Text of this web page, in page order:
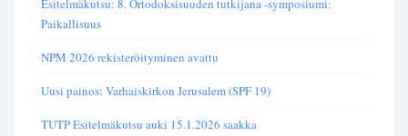
Esitelmäkutsu: 8. Ortodoksisuuden tutkijana -symposiumi:
Paikallisuus
NPM 2026 rekisteröityminen avattu
Uusi painos: Varhaiskirkon Jerusalem (SPF 19)
TUTP Esitelmäkutsu auki 15.1.2026 saakka